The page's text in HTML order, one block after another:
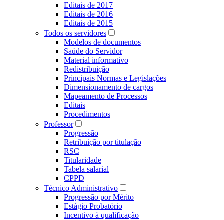
Editais de 2017
Editais de 2016
Editais de 2015
Todos os servidores
Modelos de documentos
Saúde do Servidor
Material informativo
Redistribuição
Principais Normas e Legislações
Dimensionamento de cargos
Mapeamento de Processos
Editais
Procedimentos
Professor
Progressão
Retribuição por titulação
RSC
Titularidade
Tabela salarial
CPPD
Técnico Administrativo
Progressão por Mérito
Estágio Probatório
Incentivo à qualificação